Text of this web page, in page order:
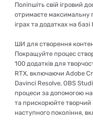
Поліпшіть свій ігровий
отримаєте максимальну
іграх та додатках на базі
ШИ для створення
Покращуйте процес
100 додатків для
RTX, включаючи Adobe
Davinci Resolve, OBS
процеси за допомогою
та прискорюйте творчий
наступного покоління,